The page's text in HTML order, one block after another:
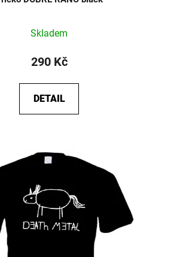
hodnocení
produktu
5,0
z
Skladem
290 Kč
DETAIL